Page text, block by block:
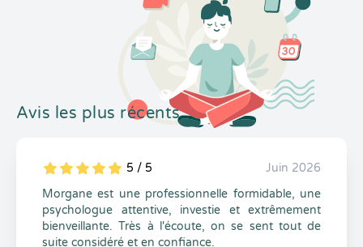
Avis les plus récents
5
1
5
0 5 / 5
Juin 2026
Morgane est une professionnelle formidable, une
psychologue attentive, investie et extrêmement
bienveillante. Très à l'écoute, on se sent tout de
suite considéré et en confiance.